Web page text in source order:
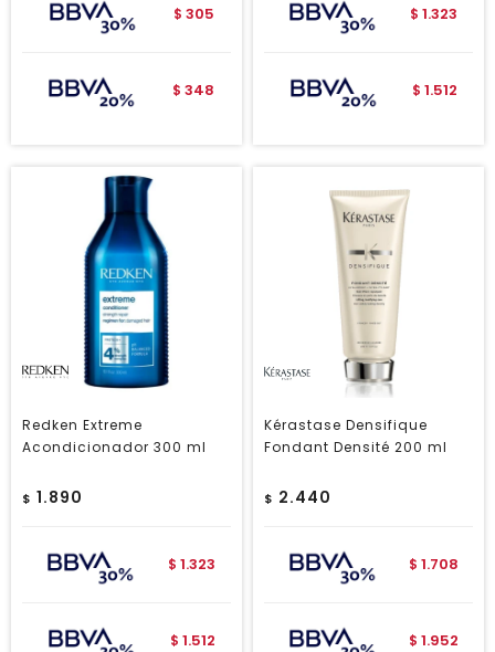
$ 305
$ 348
$ 1.323
$ 1.512
Redken Extreme
Acondicionador 300 ml
$ 1.890
$ 1.323
$ 1.512
Kérastase Densifique
Fondant Densité 200 ml
$ 2.440
$ 1.708
$ 1.952